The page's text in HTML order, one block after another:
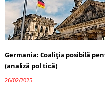
Germania: Coaliția posibilă
(analiză politică)
26/02/2025